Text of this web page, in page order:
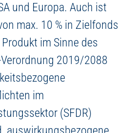
und Europa. Auch ist
max. 10 % in Zielfonds
im Sinne des
2019/2088
im
(SFDR)